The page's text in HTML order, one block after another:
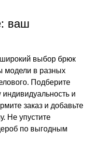
ваш
выбор брюк
модели в разных
Подберите
и
заказ и добавьте
Не упустите
по выгодным